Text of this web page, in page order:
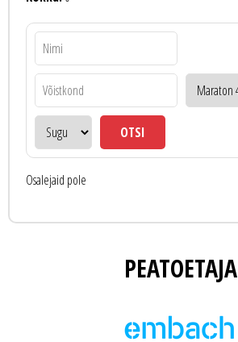
Osalejaid pole
PEATOETAJA